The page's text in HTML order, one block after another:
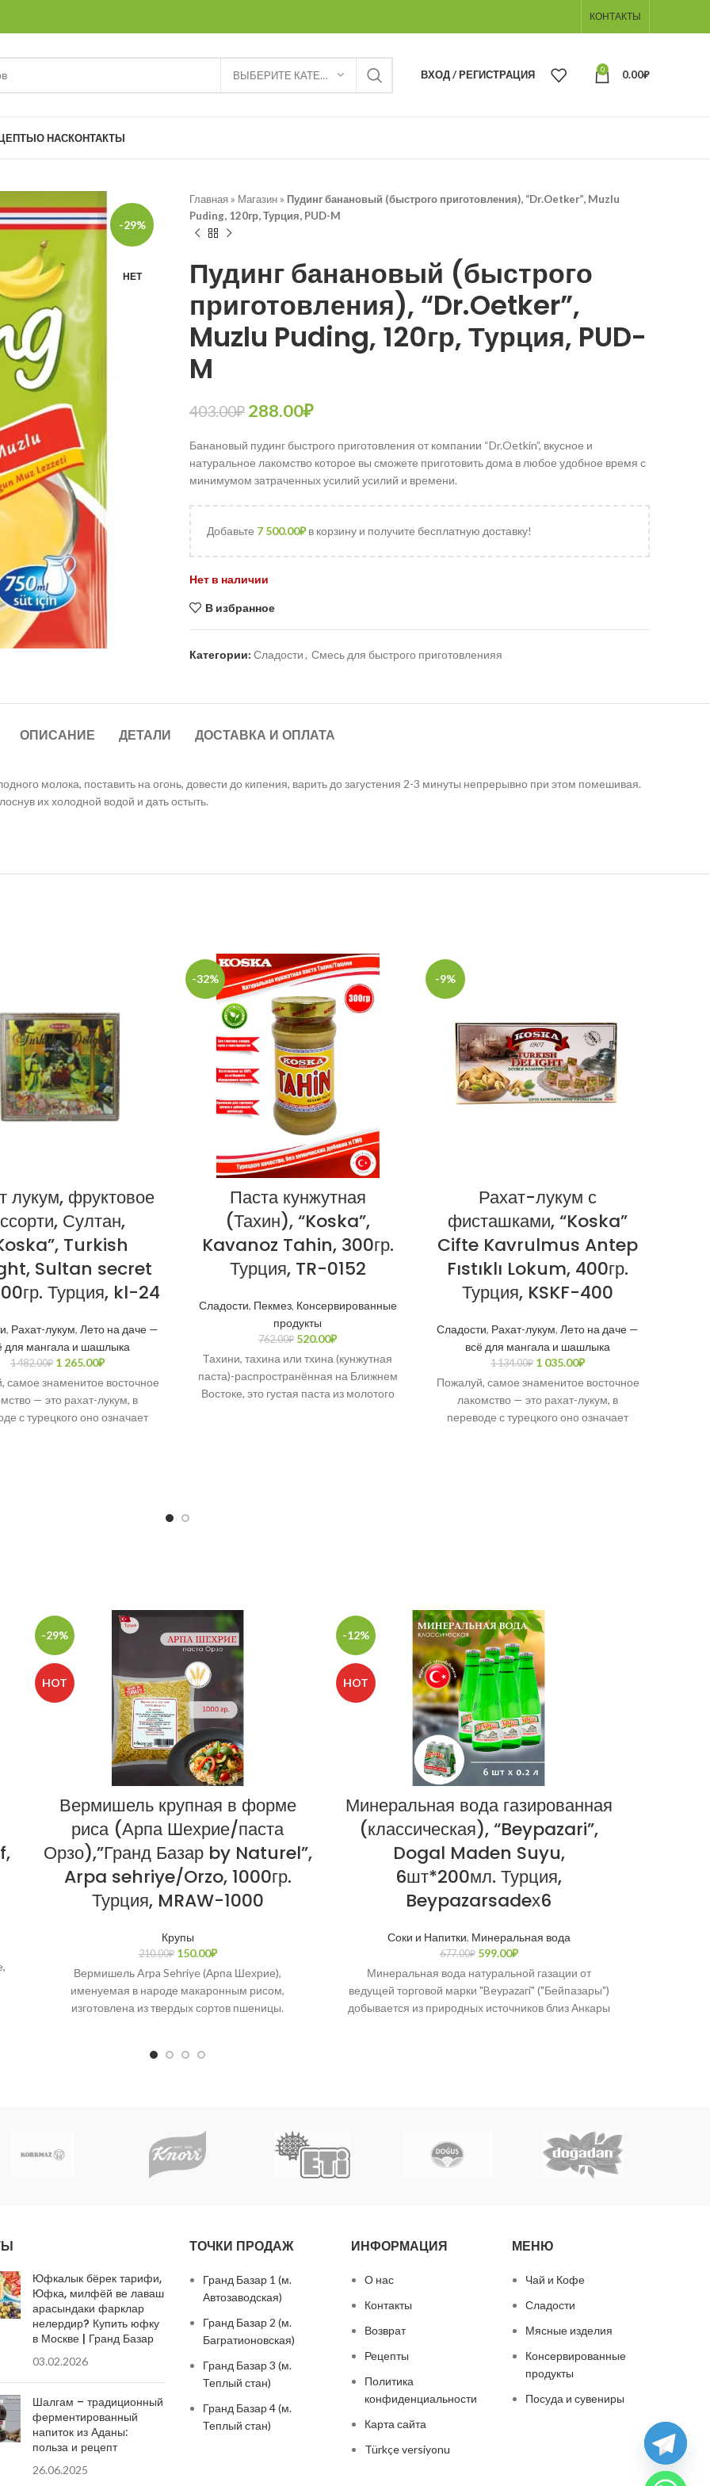
КОНТАКТЫ
ВЫБЕРИТЕ КАТЕГОРИЮ ВХОД / РЕГИСТРАЦИЯ 0 0.00₽
О НАСКОНТАКТЫ
-29%
НЕТ
Главная » Магазин » Пудинг банановый (быстрого приготовления), “Dr.Oetker”, Muzlu
Puding, 120гр, Турция, PUD-M
Пудинг банановый (быстрого
приготовления), “Dr.Oetker”,
Muzlu Puding, 120гр, Турция, PUD-
M
403.00₽ 288.00₽
Банановый пудинг быстрого приготовления от компании “Dr.Oetkin”, вкусное и
натуральное лакомство которое вы сможете приготовить дома в любое удобное время с
минимумом затраченных усилий усилий и времени.
Добавьте 7 500.00₽в корзину и получите бесплатную доставку!
Нет в наличии
В избранное
Категории: Сладости, Смесь для быстрого приготовленияя
ОПИСАНИЕ ДЕТАЛИ ДОСТАВКА И ОПЛАТА
молока, поставить на огонь, довести до кипения, варить до загустения 2-3 минуты непрерывно при этом помешивая.
их холодной водой и дать остыть.
лукум, фруктовое
Султан,
Turkish
Sultan secret
Турция, kl-24
, Рахат-лукум, Лето на даче —
для мангала и шашлыка
1 482.00₽ 1 265.00₽
самое знаменитое восточное
— это рахат-лукум, в
с турецкого оно означает
-32%
Паста кунжутная
(Тахин), “Koska”,
Kavanoz Tahin, 300гр.
Турция, TR-0152
Сладости, Пекмез, Консервированные
продукты
762.00₽ 520.00₽
Тахини, тахина или тхина (кунжутная
паста)-распространённая на Ближнем
Востоке, это густая паста из молотого
-9%
Рахат-лукум с
фисташками, “Koska”
Cifte Kavrulmus Antep
Fıstıklı Lokum, 400гр.
Турция, KSKF-400
Сладости, Рахат-лукум, Лето на даче —
всё для мангала и шашлыка
1 134.00₽ 1 035.00₽
Пожалуй, самое знаменитое восточное
лакомство — это рахат-лукум, в
переводе с турецкого оно означает
-29%
HOT
Вермишель крупная в форме
риса (Арпа Шехрие/паста
Орзо),”Гранд Базар by Naturel”,
Arpa sehriye/Orzo, 1000гр.
Турция, MRAW-1000
Крупы
210.00₽ 150.00₽
Вермишель Arpa Sehriye (Арпа Шехрие),
именуемая в народе макаронным рисом,
изготовлена из твердых сортов пшеницы.
-12%
HOT
Минеральная вода газированная
(классическая), “Beypazari”,
Dogal Maden Suyu,
6шт*200мл. Турция,
Beypazarsadeх6
Соки и Напитки, Минеральная вода
677.00₽ 599.00₽
Минеральная вода натуральной газации от
ведущей торговой марки "Beypazari" ("Бейпазары")
добывается из природных источников близ Анкары
Юфкалык бёрек тарифи,
Юфка, милфёй ве лаваш
арасындаки фарклар
нелердир? Купить юфку
в Москве | Гранд Базар
03.02.2026
Шалгам – традиционный
ферментированный
напиток из Аданы:
польза и рецепт
26.06.2025
ТОЧКИ ПРОДАЖ
Гранд Базар 1 (м.
Автозаводская)
Гранд Базар 2 (м.
Багратионовская)
Гранд Базар 3 (м.
Теплый стан)
Гранд Базар 4 (м.
Теплый стан)
ИНФОРМАЦИЯ
О нас
Контакты
Возврат
Рецепты
Политика
конфиденциальности
Карта сайта
Türkçe versiyonu
МЕНЮ
Чай и Кофе
Сладости
Мясные изделия
Консервированные
продукты
Посуда и сувениры